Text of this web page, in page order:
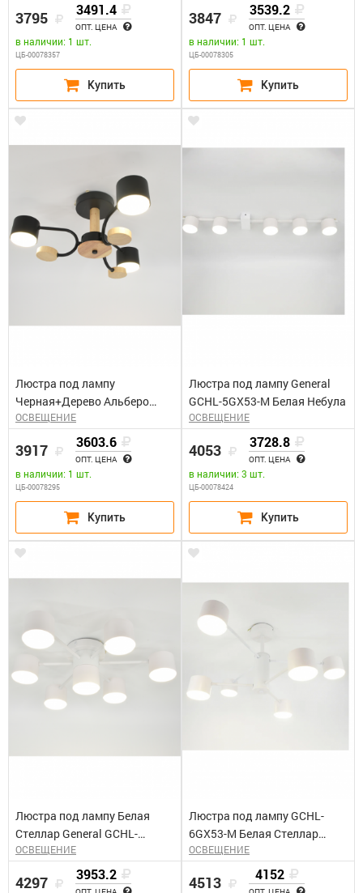
3795 3491.4
ОПТ. ЦЕНА
в наличии: 1 шт.
ЦБ-00078357
3847 3539.2
ОПТ. ЦЕНА
в наличии: 1 шт.
ЦБ-00078305
Люстра под лампу
Черная+Дерево Альберо
General GCHL-3GX53-M
ОСВЕЩЕНИЕ
3917 3603.6
ОПТ. ЦЕНА
в наличии: 1 шт.
ЦБ-00078295
Люстра под лампу General
GCHL-5GX53-M Белая Небула
ОСВЕЩЕНИЕ
4053 3728.8
ОПТ. ЦЕНА
в наличии: 3 шт.
ЦБ-00078424
Люстра под лампу Белая
Стеллар General GCHL-
7GX53-M
ОСВЕЩЕНИЕ
4297 3953.2
Люстра под лампу GCHL-
6GX53-M Белая Стеллар
General
ОСВЕЩЕНИЕ
4513 4152